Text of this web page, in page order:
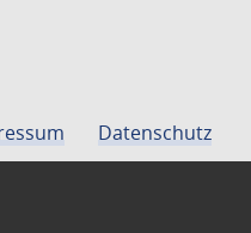
Datenschutz